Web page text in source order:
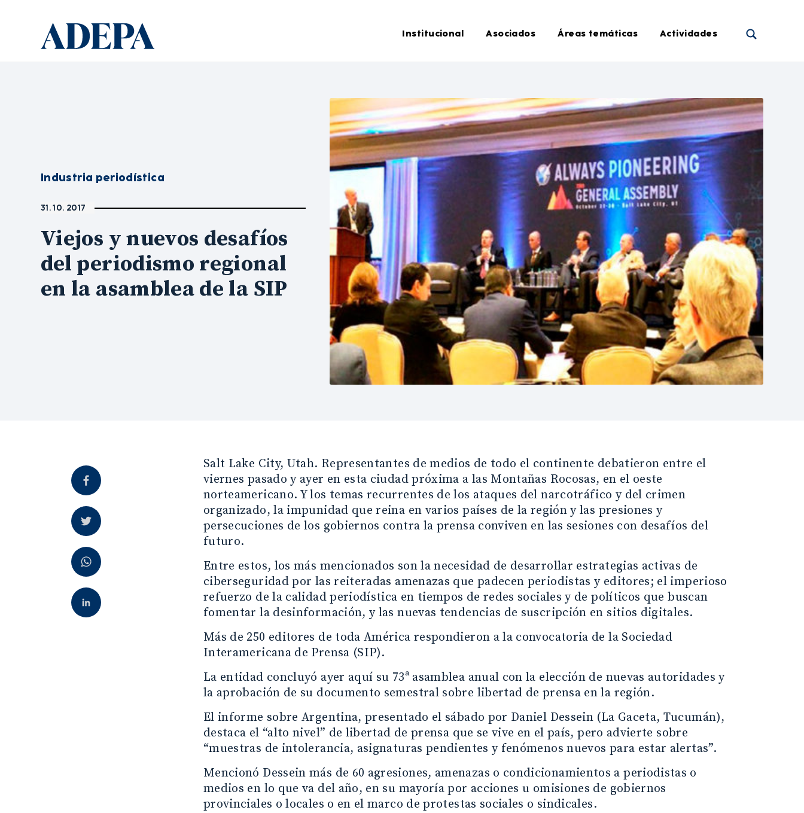
Institucional Asociados Áreas temáticas Actividades
Industria periodística
31. 10. 2017
Viejos y nuevos desafíos
del periodismo regional
en la asamblea de la SIP
Salt Lake City, Utah. Representantes de medios de todo el continente debatieron entre el
viernes pasado y ayer en esta ciudad próxima a las Montañas Rocosas, en el oeste
norteamericano. Y los temas recurrentes de los ataques del narcotráfico y del crimen
organizado, la impunidad que reina en varios países de la región y las presiones y
persecuciones de los gobiernos contra la prensa conviven en las sesiones con desafíos del
futuro.
Entre estos, los más mencionados son la necesidad de desarrollar estrategias activas de
ciberseguridad por las reiteradas amenazas que padecen periodistas y editores; el imperioso
refuerzo de la calidad periodística en tiempos de redes sociales y de políticos que buscan
fomentar la desinformación, y las nuevas tendencias de suscripción en sitios digitales.
Más de 250 editores de toda América respondieron a la convocatoria de la Sociedad
Interamericana de Prensa (SIP).
La entidad concluyó ayer aquí su 73ª asamblea anual con la elección de nuevas autoridades y
la aprobación de su documento semestral sobre libertad de prensa en la región.
El informe sobre Argentina, presentado el sábado por Daniel Dessein (La Gaceta, Tucumán),
destaca el “alto nivel” de libertad de prensa que se vive en el país, pero advierte sobre
“muestras de intolerancia, asignaturas pendientes y fenómenos nuevos para estar alertas”.
Mencionó Dessein más de 60 agresiones, amenazas o condicionamientos a periodistas o
medios en lo que va del año, en su mayoría por acciones u omisiones de gobiernos
provinciales o locales o en el marco de protestas sociales o sindicales.